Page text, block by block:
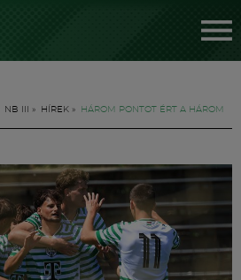
NB III » HÍREK »
HÁROM PONTOT ÉRT A HÁROM